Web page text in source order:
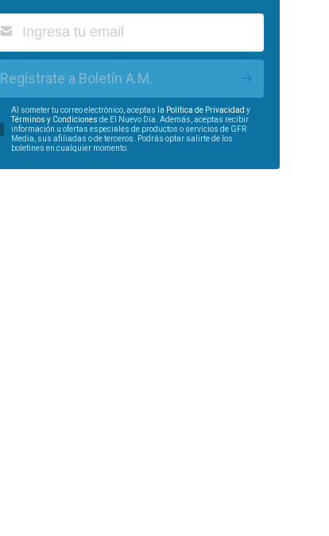
Regístrate a Boletín A.M.
Al someter tu correo electrónico, aceptas la Política de Privacidad y
Términos y Condiciones de El Nuevo Día. Además, aceptas recibir
información u ofertas especiales de productos o servicios de GFR
Media, sus afiliadas o de terceros. Podrás optar salirte de los
boletines en cualquier momento.